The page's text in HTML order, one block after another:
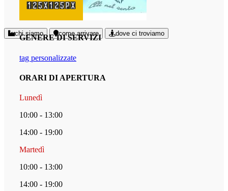
chi siamo come arrivare dove ci troviamo
GENERE DI SERVIZI
tag personalizzate
ORARI DI APERTURA
Lunedì
10:00 - 13:00
14:00 - 19:00
Martedì
10:00 - 13:00
14:00 - 19:00